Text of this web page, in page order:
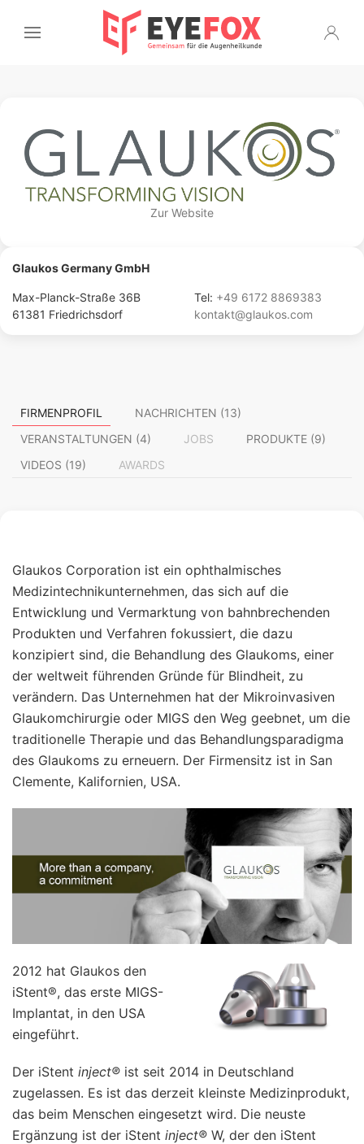
Zur Website
Glaukos Germany GmbH
Max-Planck-Straße 36B
61381 Friedrichsdorf
Tel: +49 6172 8869383
kontakt@glaukos.com
FIRMENPROFIL
NACHRICHTEN (13)
VERANSTALTUNGEN (4)
JOBS
PRODUKTE (9)
VIDEOS (19)
AWARDS
Glaukos Corporation ist ein ophthalmisches
Medizintechnikunternehmen, das sich auf die
Entwicklung und Vermarktung von bahnbrechenden
Produkten und Verfahren fokussiert, die dazu
konzipiert sind, die Behandlung des Glaukoms, einer
der weltweit führenden Gründe für Blindheit, zu
verändern. Das Unternehmen hat der Mikroinvasiven
Glaukomchirurgie oder MIGS den Weg geebnet, um die
traditionelle Therapie und das Behandlungsparadigma
des Glaukoms zu erneuern. Der Firmensitz ist in San
Clemente, Kalifornien, USA.
2012 hat Glaukos den
iStent®, das erste MIGS-
Implantat, in den USA
eingeführt.
Der iStent inject® ist seit 2014 in Deutschland
zugelassen. Es ist das derzeit kleinste Medizinprodukt,
das beim Menschen eingesetzt wird. Die neuste
Ergänzung ist der iStent inject® W, der den iStent